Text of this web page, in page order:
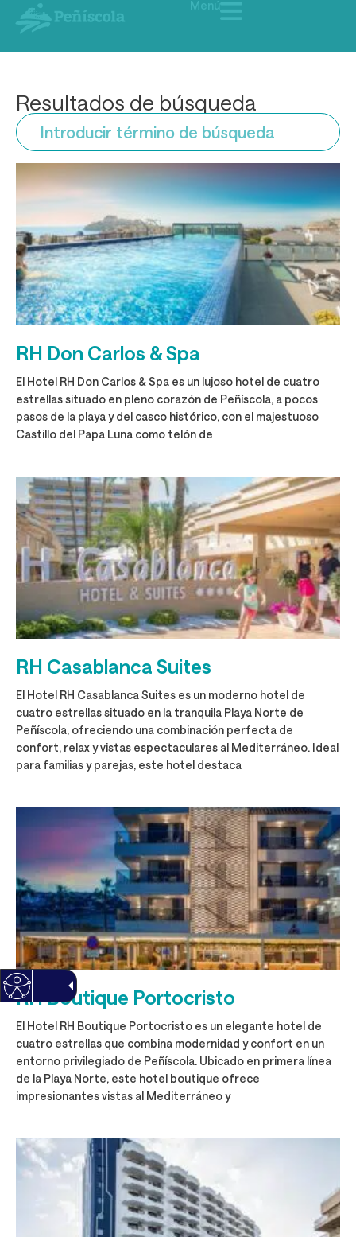
Menú
Resultados de búsqueda
RH Don Carlos & Spa
El Hotel RH Don Carlos & Spa es un lujoso hotel de cuatro
estrellas situado en pleno corazón de Peñíscola, a pocos
pasos de la playa y del casco histórico, con el majestuoso
Castillo del Papa Luna como telón de
RH Casablanca Suites
El Hotel RH Casablanca Suites es un moderno hotel de
cuatro estrellas situado en la tranquila Playa Norte de
Peñíscola, ofreciendo una combinación perfecta de
confort, relax y vistas espectaculares al Mediterráneo. Ideal
para familias y parejas, este hotel destaca
RH Boutique Portocristo
El Hotel RH Boutique Portocristo es un elegante hotel de
cuatro estrellas que combina modernidad y confort en un
entorno privilegiado de Peñíscola. Ubicado en primera línea
de la Playa Norte, este hotel boutique ofrece
impresionantes vistas al Mediterráneo y